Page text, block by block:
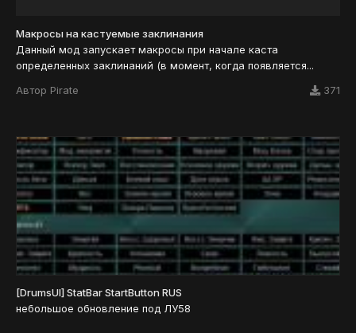
Макросы на кастуемые заклинания
Данный мод запускает макросы при начале каста
определенных заклинаний (в момент, когда появляется...
Автор Pirate 371
[DrumsUI] StatBar StartButton RUS
небольшое обновление под ЛУ58